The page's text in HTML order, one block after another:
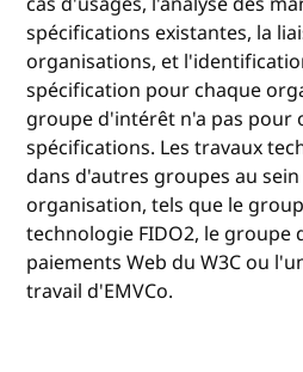
spécifications existantes, la
organisations, et
spécification pour chaque
groupe d'intérêt n'a pas pour
spécifications. Les travaux
dans d'autres groupes au
organisation, tels que le
technologie FIDO2, le groupe
paiements Web du W3C ou
travail d'EMVCo.